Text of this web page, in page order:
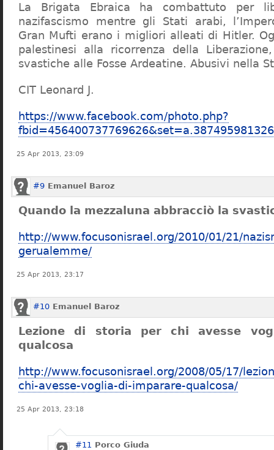
La Brigata Ebraica ha combattuto per
nazifascismo mentre gli Stati arabi,
Gran Mufti erano i migliori alleati di Hitler.
palestinesi alla ricorrenza della
svastiche alle Fosse Ardeatine. Abusivi nella
CIT Leonard J.
https://www.facebook.com/photo.php?
25 Apr 2013, 23:09
#9 Emanuel Baroz
Quando la mezzaluna abbracciò la
http://www.focusonisrael.org/2010/01/21/
gerualemme/
25 Apr 2013, 23:17
#10 Emanuel Baroz
Lezione di storia per chi avesse
qualcosa
http://www.focusonisrael.org/2008/05/17/
chi-avesse-voglia-di-imparare-qualcosa/
25 Apr 2013, 23:18
#11 Porco Giuda